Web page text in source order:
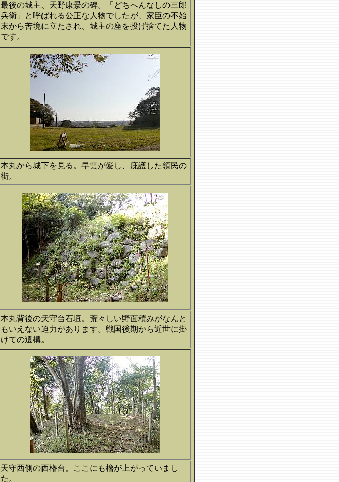
最後の城主、天野康景の碑。「どちへんなしの三郎
兵衛」と呼ばれる公正な人物でしたが、家臣の不始
末から苦境に立たされ、城主の座を投げ捨てた人物
です。
本丸から城下を見る。早雲が愛し、庇護した領民の
街。
本丸背後の天守台石垣。荒々しい野面積みがなんと
もいえない迫力があります。戦国後期から近世に掛
けての遺構。
天守西側の西櫓台。ここにも櫓が上がっていまし
た。